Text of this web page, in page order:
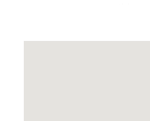
una
de
La casa
tejas,